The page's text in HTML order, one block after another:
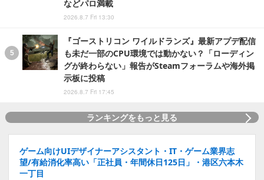
などパロ満載
2026.8.7 Fri 13:30
『ゴーストリコン ワイルドランズ』最新アプデ配信
も未だ一部のCPU環境では動かない？「ローディン
グが終わらない」報告がSteamフォーラムや海外掲
示板に投稿
2026.8.7 Fri 17:45
ランキングをもっと見る
ゲーム向けUIデザイナーアシスタント・IT・ゲーム業界志
望/有給消化率高い「正社員・年間休日125日」・港区六本木
一丁目